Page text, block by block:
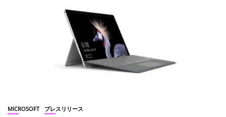
MICROSOFT プレスリリース